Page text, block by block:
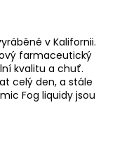
v Kalifornii.
farmaceutický
kvalitu a chuť.
celý den, a stále
Fog liquidy jsou